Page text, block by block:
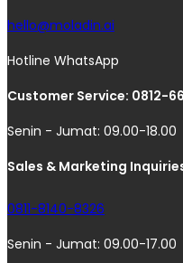
hello@moladin.ai
Hotline WhatsApp
Customer Service: 0812-
Senin - Jumat: 09.00-18.00
Sales & Marketing
0811-8140-8326
Senin - Jumat: 09.00-17.00